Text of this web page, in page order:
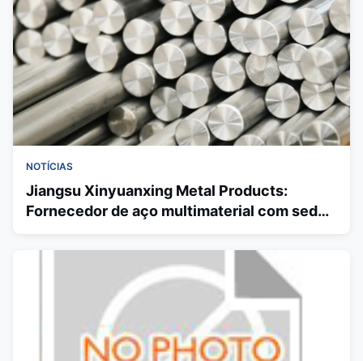
NOTÍCIAS
Jiangsu Xinyuanxing Metal Products:
Fornecedor de aço multimaterial com sede
completa